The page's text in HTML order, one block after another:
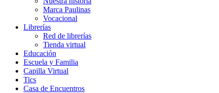
Marca Paulinas
Vocacional
Librerías
Red de librerías
Tienda virtual
Educación
Escuela y Familia
Capilla Virtual
Tics
Casa de Encuentros